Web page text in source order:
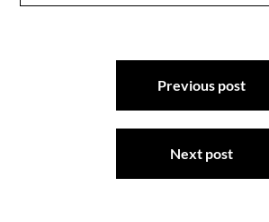
Previous post
Next post